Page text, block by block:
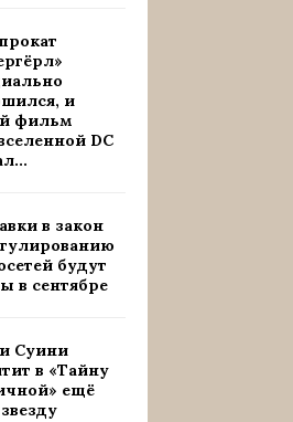
и
фильм
DC
в закон
будут
в сентябре
Суини
в «Тайну
ещё